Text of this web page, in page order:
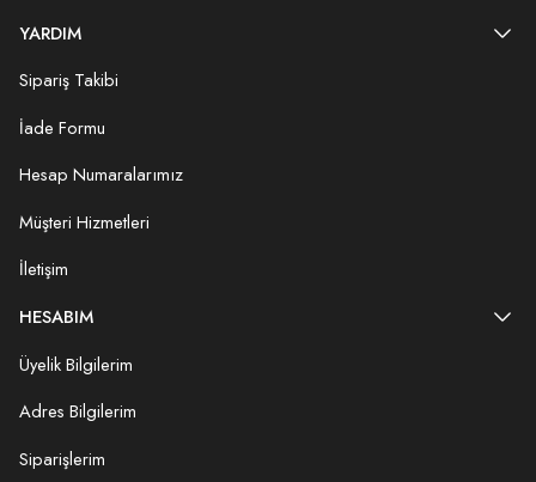
YARDIM
Sipariş Takibi
İade Formu
Hesap Numaralarımız
Müşteri Hizmetleri
İletişim
HESABIM
Üyelik Bilgilerim
Adres Bilgilerim
Siparişlerim